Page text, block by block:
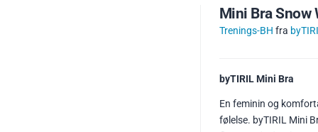
Mini Bra Snow
Trenings-BH fra
byTIRIL Mini Bra
En feminin og
følelse. byTIRIL Mini